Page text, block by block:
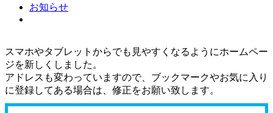
お知らせ
スマホやタブレットからでも見やすくなるようにホームペー
ジを新しくしました。
アドレスも変わっていますので、ブックマークやお気に入り
に登録してある場合は、修正をお願い致します。